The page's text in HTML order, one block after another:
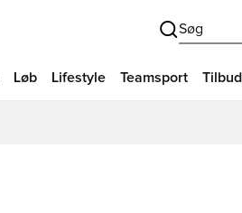
Søg
Løb Lifestyle Teamsport Tilbud